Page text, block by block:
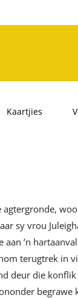
Kaartjies
sy vrou
aan ’n
terugtrek in
deur die konflik
begrawe